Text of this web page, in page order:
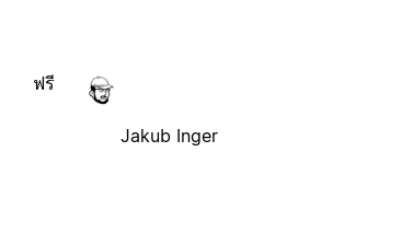
ฟรี
Jakub Inger